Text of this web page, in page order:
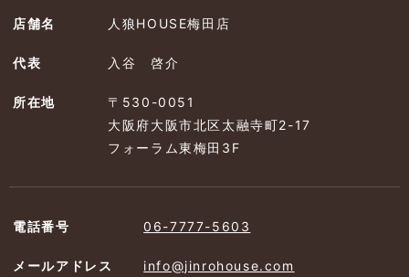
店舗名 人狼HOUSE梅田店
代表 入谷 啓介
所在地
〒530-0051
大阪府大阪市北区太融寺町2-17
フォーラム東梅田3F
電話番号 06-7777-5603
メールアドレス info@jinrohouse.com